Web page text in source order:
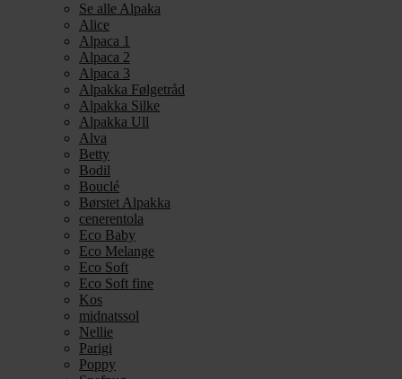
Se alle Alpaka
Alice
Alpaca 1
Alpaca 2
Alpaca 3
Alpakka Følgetråd
Alpakka Silke
Alpakka Ull
Alva
Betty
Bodil
Bouclé
Børstet Alpakka
cenerentola
Eco Baby
Eco Melange
Eco Soft
Eco Soft fine
Kos
midnatssol
Nellie
Parigi
Poppy